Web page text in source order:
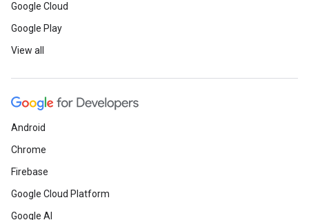
Google Cloud
Google Play
View all
Android
Chrome
Firebase
Google Cloud Platform
Google AI